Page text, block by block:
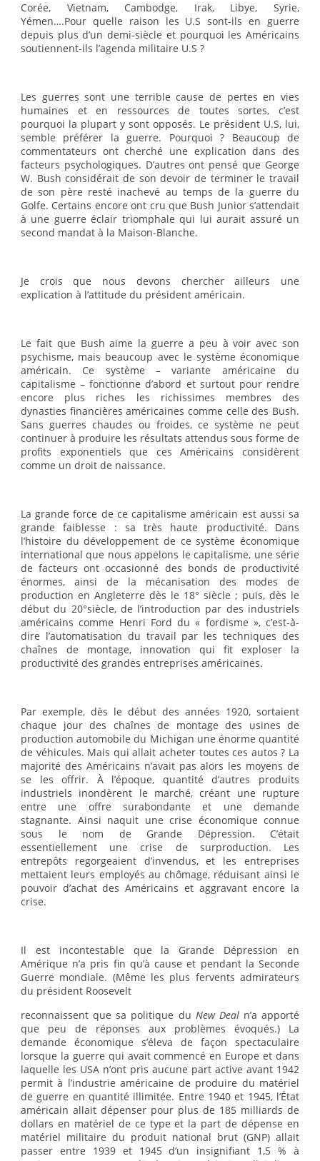
Corée, Vietnam, Cambodge, Irak, Libye, Syrie,
Yémen….Pour quelle raison les U.S sont-ils en guerre
depuis plus d’un demi-siècle et pourquoi les Américains
soutiennent-ils l’agenda militaire U.S ?
Les guerres sont une terrible cause de pertes en vies
humaines et en ressources de toutes sortes, c’est
pourquoi la plupart y sont opposés. Le président U.S, lui,
semble préférer la guerre. Pourquoi ? Beaucoup de
commentateurs ont cherché une explication dans des
facteurs psychologiques. D’autres ont pensé que George
W. Bush considérait de son devoir de terminer le travail
de son père resté inachevé au temps de la guerre du
Golfe. Certains encore ont cru que Bush Junior s’attendait
à une guerre éclair triomphale qui lui aurait assuré un
second mandat à la Maison-Blanche.
Je crois que nous devons chercher ailleurs une
explication à l’attitude du président américain.
Le fait que Bush aime la guerre a peu à voir avec son
psychisme, mais beaucoup avec le système économique
américain. Ce système – variante américaine du
capitalisme – fonctionne d’abord et surtout pour rendre
encore plus riches les richissimes membres des
dynasties financières américaines comme celle des Bush.
Sans guerres chaudes ou froides, ce système ne peut
continuer à produire les résultats attendus sous forme de
profits exponentiels que ces Américains considèrent
comme un droit de naissance.
La grande force de ce capitalisme américain est aussi sa
grande faiblesse : sa très haute productivité. Dans
l’histoire du développement de ce système économique
international que nous appelons le capitalisme, une série
de facteurs ont occasionné des bonds de productivité
énormes, ainsi de la mécanisation des modes de
production en Angleterre dès le 18° siècle ; puis, dès le
début du 20°siècle, de l’introduction par des industriels
américains comme Henri Ford du « fordisme », c’est-à-
dire l’automatisation du travail par les techniques des
chaînes de montage, innovation qui fit exploser la
productivité des grandes entreprises américaines.
Par exemple, dès le début des années 1920, sortaient
chaque jour des chaînes de montage des usines de
production automobile du Michigan une énorme quantité
de véhicules. Mais qui allait acheter toutes ces autos ? La
majorité des Américains n’avait pas alors les moyens de
se les offrir. À l’époque, quantité d’autres produits
industriels inondèrent le marché, créant une rupture
entre une offre surabondante et une demande
stagnante. Ainsi naquit une crise économique connue
sous le nom de Grande Dépression. C’était
essentiellement une crise de surproduction. Les
entrepôts regorgeaient d’invendus, et les entreprises
mettaient leurs employés au chômage, réduisant ainsi le
pouvoir d’achat des Américains et aggravant encore la
crise.
Il est incontestable que la Grande Dépression en
Amérique n’a pris fin qu’à cause et pendant la Seconde
Guerre mondiale. (Même les plus fervents admirateurs
du président Roosevelt
reconnaissent que sa politique du New Deal n’a apporté
que peu de réponses aux problèmes évoqués.) La
demande économique s’éleva de façon spectaculaire
lorsque la guerre qui avait commencé en Europe et dans
laquelle les USA n’ont pris aucune part active avant 1942
permit à l’industrie américaine de produire du matériel
de guerre en quantité illimitée. Entre 1940 et 1945, l’État
américain allait dépenser pour plus de 185 milliards de
dollars en matériel de ce type et la part de dépense en
matériel militaire du produit national brut (GNP) allait
passer entre 1939 et 1945 d’un insignifiant 1,5 % à